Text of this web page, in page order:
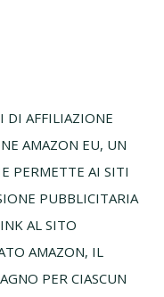
DI AFFILIAZIONE
AMAZON EU, UN
PERMETTE AI SITI
PUBBLICITARIA
AL SITO
AMAZON, IL
PER CIASCUN